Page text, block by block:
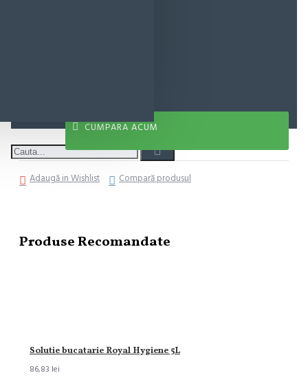
CUMPARA ACUM
Adaugă in Wishlist Compară produsul
Produse Recomandate
Solutie bucatarie Royal Hygiene 5L
86,83 lei